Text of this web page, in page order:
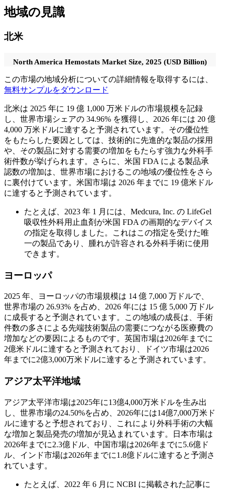
地域の見識
北米
North America Hemostats Market Size, 2025 (USD Billion)
この市場の地域分析についての詳細情報を取得するには、
無料サンプルをダウンロード
北米は 2025 年に 19 億 1,000 万米ドルの市場規模を記録
し、世界市場シェアの 34.96% を獲得し、2026 年には 20 億
4,000 万米ドルに達すると予測されています。その優位性
をもたらした要因としては、技術的に先進的な製品の採用
や、その製品に対する需要の増加をもたらす強力な外科手
術件数が挙げられます。さらに、米国 FDA による製品承
認数の増加は、世界市場におけるこの地域の優位性をさら
に裏付けています。米国市場は 2026 年までに 19 億米ドル
に達すると予測されています。
たとえば、2023 年 1 月には、Medcura, Inc. の LifeGel
吸収性外科用止血剤が米国 FDA の画期的なデバイス
の指定を取得しました。これはこの指定を受けた唯
一の製品であり、腫れが許容される外科手術に使用
できます。
ヨーロッパ
2025 年、ヨーロッパの市場規模は 14 億 7,000 万ドルで、
世界市場の 26.93% を占め、2026 年には 15 億 5,000 万ドル
に成長すると予測されています。この地域の成長は、手術
件数の多さによる先端技術製品の需要につながる医療費の
増加などの要因によるものです。英国市場は2026年までに
2億米ドルに達すると予測されており、ドイツ市場は2026
年までに2億3,000万米ドルに達すると予測されています。
アジア太平洋地域
アジア太平洋市場は2025年に13億4,000万米ドルを生み出
し、世界市場の24.50%を占め、2026年には14億7,000万米ド
ルに達すると予想されており、これにより外科手術の大幅
な増加と製品発売の増加が見込まれています。日本市場は
2026年までに2.3億ドル、中国市場は2026年までに5.6億ド
ル、インド市場は2026年までに1.8億ドルに達すると予測さ
れています。
たとえば、2022 年 6 月に NCBI に掲載された記事に